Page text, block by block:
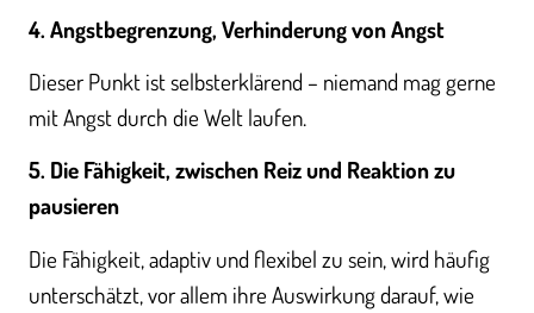
4. Angstbegrenzung, Verhinderung von Angst
Dieser Punkt ist selbsterklärend – niemand mag gerne
mit Angst durch die Welt laufen.
5. Die Fähigkeit, zwischen Reiz und Reaktion zu
pausieren
Die Fähigkeit, adaptiv und flexibel zu sein, wird häufig
unterschätzt, vor allem ihre Auswirkung darauf, wie